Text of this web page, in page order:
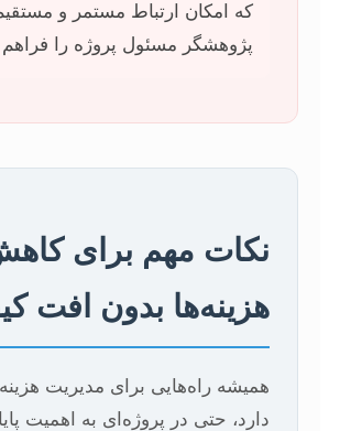
که امکان ارتباط مستمر و مستقیم
پژوهشگر مسئول پروژه را فراهم
نکات مهم برای کاهش
هزینه‌ها بدون افت
همیشه راه‌هایی برای مدیریت
دارد، حتی در پروژه‌ای به اهمیت پایان